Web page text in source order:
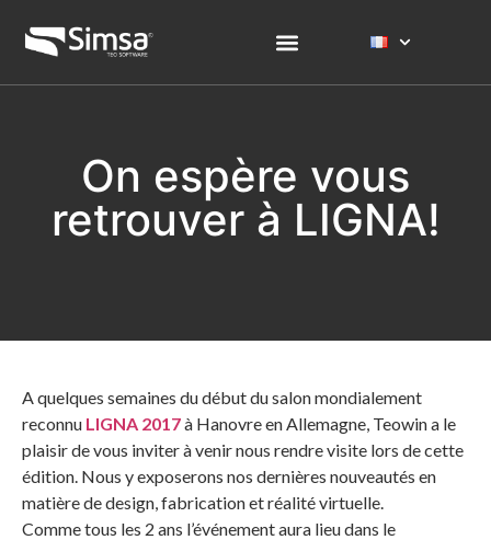
On espère vous
retrouver à LIGNA!
A quelques semaines du début du salon mondialement
reconnu LIGNA 2017à Hanovre en Allemagne, Teowin a le
plaisir de vous inviter à venir nous rendre visite lors de cette
édition. Nous y exposerons nos dernières nouveautés en
matière de design, fabrication et réalité virtuelle.
Comme tous les 2 ans l’événement aura lieu dans le